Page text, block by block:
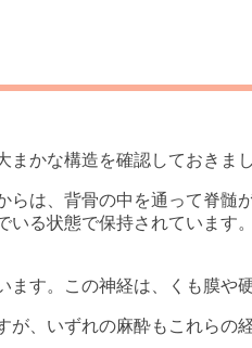
かな構造を確認しておきまし
は、背骨の中を通って脊
いる状態で保持されていま
す。この神経は、くも膜や
が、いずれの麻酔もこれら